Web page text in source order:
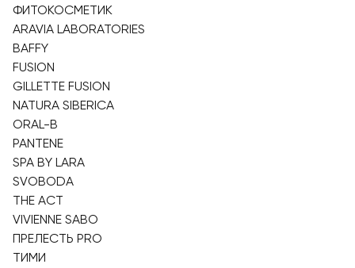
ФИТОКОСМЕТИК
ARAVIA LABORATORIES
BAFFY
FUSION
GILLETTE FUSION
NATURA SIBERICA
ORAL-B
PANTENE
SPA BY LARA
SVOBODA
THE ACT
VIVIENNE SABO
ПРЕЛЕСТЬ PRO
ТИМИ